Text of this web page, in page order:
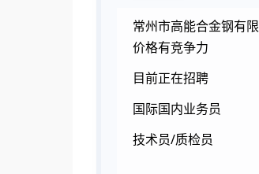
常州市高能合金钢有
价格有竞争力
目前正在招聘
国际国内业务员
技术员/质检员